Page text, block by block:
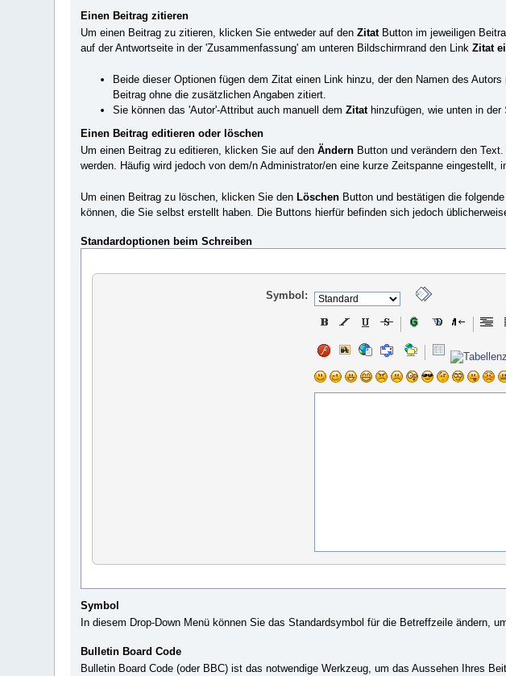
Einen Beitrag zitieren
Um einen Beitrag zu zitieren, klicken Sie entweder auf den ZitatButton im jeweiligen
auf der Antwortseite in der 'Zusammenfassung' am unteren Bildschirmrand den Link Zitat
Beide dieser Optionen fügen dem Zitat einen Link hinzu, der den Namen des
Beitrag ohne die zusätzlichen Angaben zitiert.
Sie können das 'Autor'-Attribut auch manuell dem Zitathinzufügen, wie unten in der
Einen Beitrag editieren oder löschen
Um einen Beitrag zu editieren, klicken Sie auf den Ändern Button und verändern den
werden. Häufig wird jedoch von dem/n Administrator/en eine kurze Zeitspanne
Um einen Beitrag zu löschen, klicken Sie den Löschen Button und bestätigen die
können, die Sie selbst erstellt haben. Die Buttons hierfür befinden sich jedoch
Standardoptionen beim Schreiben
Symbol:
Symbol
In diesem Drop-Down Menü können Sie das Standardsymbol für die Betreffzeile ändern,
Bulletin Board Code
Bulletin Board Code (oder BBC) ist das notwendige Werkzeug, um das Aussehen Ihres